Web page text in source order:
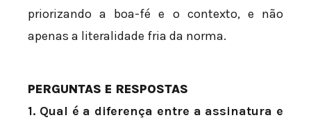
priorizando a boa-fé e o contexto, e não
apenas a literalidade fria da norma.
PERGUNTAS E RESPOSTAS
1. Qual é a diferença entre a assinatura e